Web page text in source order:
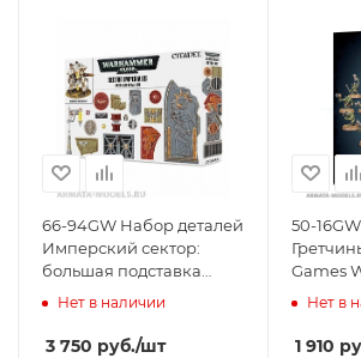
66-94GW Набор деталей
Имперский сектор:
большая подставка
(Sector Imperialis: Large
Workshop
Нет в наличии
3 750 руб./шт
50-
Games
Нет в
1 910